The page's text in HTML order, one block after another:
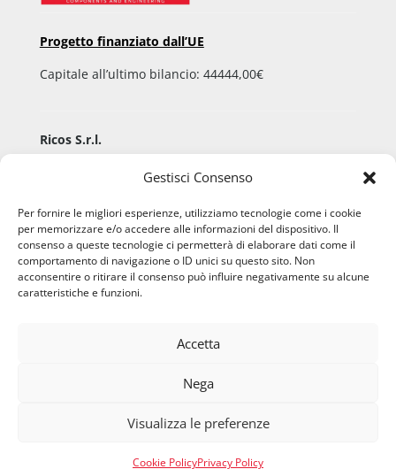
Gestisci Consenso
Per fornire le migliori esperienze, utilizziamo tecnologie come i cookie
per memorizzare e/o accedere alle informazioni del dispositivo. Il
consenso a queste tecnologie ci permetterà di elaborare dati come il
comportamento di navigazione o ID unici su questo sito. Non
acconsentire o ritirare il consenso può influire negativamente su alcune
caratteristiche e funzioni.
Accetta
Nega
Visualizza le preferenze
Cookie PolicyPrivacy Policy
Progetto finanziato dall’UE
Capitale all’ultimo bilancio: 44444,00€
Ricos S.r.l.
P.IVA 02508960248 – C.F. 02508960248
Registro imprese di Vicenza 02508960248
Email:info@ricos.org